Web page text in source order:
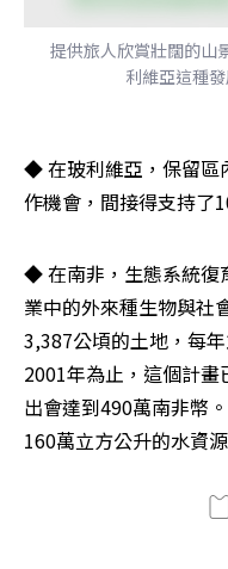
提供旅人欣賞壯闊的山
利維亞這種
◆ 在玻利維亞，保留區
作機會，間接得支持了
◆ 在南非，生態系統復
業中的外來種生物與社
3,387公頃的土地，每
2001年為止，這個計
出會達到490萬南非幣
160萬立方公升的水資